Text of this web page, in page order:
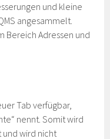
und kleine
angesammelt.
Bereich Adressen und
Tab verfügbar,
nennt. Somit wird
und wird nicht